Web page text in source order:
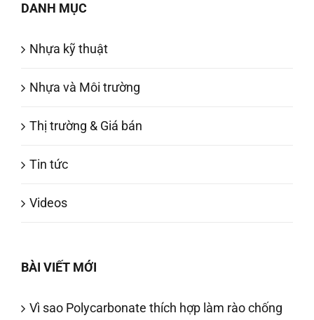
DANH MỤC
Nhựa kỹ thuật
Nhựa và Môi trường
Thị trường & Giá bán
Tin tức
Videos
BÀI VIẾT MỚI
Vì sao Polycarbonate thích hợp làm rào chống